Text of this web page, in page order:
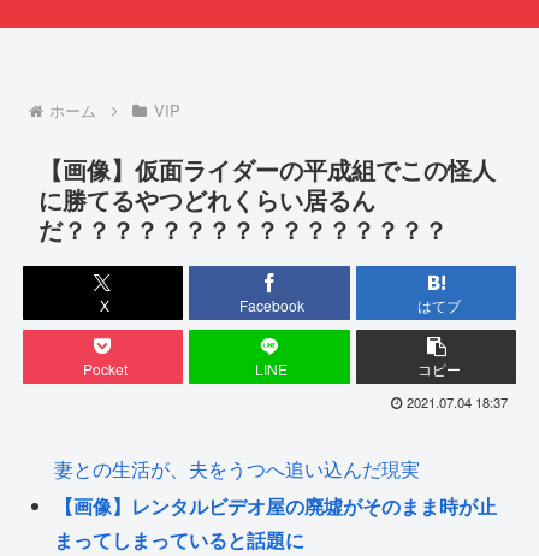
ホーム VIP
【画像】仮面ライダーの平成組でこの怪人
に勝てるやつどれくらい居るん
だ？？？？？？？？？？？？？？？？
X Facebook はてブ
Pocket LINE コピー
2021.07.04 18:37
妻との生活が、夫をうつへ追い込んだ現実
【画像】レンタルビデオ屋の廃墟がそのまま時が止
まってしまっていると話題に